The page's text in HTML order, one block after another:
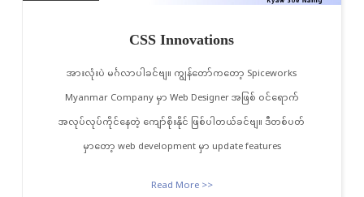
CSS Innovations
အားလုံးပဲ မင်္ဂလာပါခင်ဗျ။ ကျွန်တော်ကတော့ Spiceworks
Myanmar Company မှာ Web Designer အဖြစ် ဝင်ရောက်
အလုပ်လုပ်ကိုင်နေတဲ့ ကျော်စိုးနိုင် ဖြစ်ပါတယ်ခင်ဗျ။ ဒီတစ်ပတ်
မှာတော့ web development မှာ update features
Read More >>